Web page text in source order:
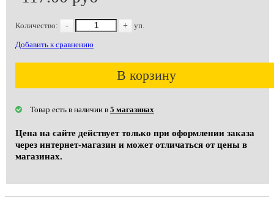
Количество: - + уп.
Добавить к сравнению
В корзину
Товар есть в наличии в 5 магазинах
Цена на сайте действует только при оформлении заказа
через интернет-магазин и может отличаться от цены в
магазинах.